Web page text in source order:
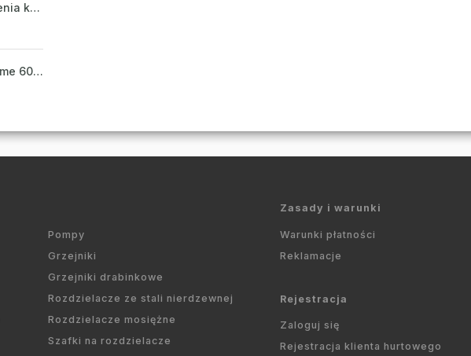
Akcesoria do połączenia koncentrycznego PR43 - ATTACK
Przeciągnięcie poziome 60/100 mm
Pompy
Grzejniki
Grzejniki drabinkowe
Rozdzielacze ze stali nierdzewnej
Rozdzielacze mosiężne
Szafki na rozdzielacze
Zasady i warunki
Warunki płatności
Reklamacje
Rejestracja
Zaloguj się
Rejestracja klienta hurtowego